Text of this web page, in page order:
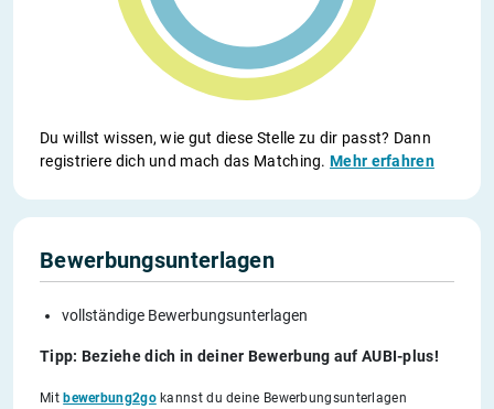
Du willst wissen, wie gut diese Stelle zu dir passt? Dann
registriere dich und mach das Matching.Mehr erfahren
Bewerbungsunterlagen
vollständige Bewerbungsunterlagen
Tipp: Beziehe dich in deiner Bewerbung auf AUBI-plus!
Mit bewerbung2gokannst du deine Bewerbungsunterlagen